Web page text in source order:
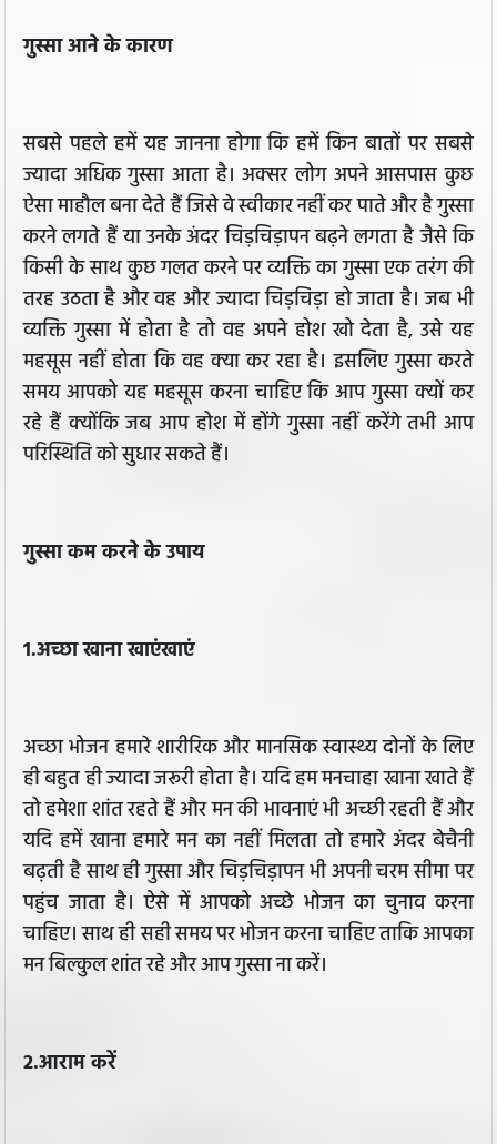
गुस्सा आने के कारण
सबसे पहले हमें यह जानना होगा कि हमें किन बातों पर सबसे
ज्यादा अधिक गुस्सा आता है। अक्सर लोग अपने आसपास कुछ
ऐसा माहौल बना देते हैं जिसे वे स्वीकार नहीं कर पाते और है गुस्सा
करने लगते हैं या उनके अंदर चिड़चिड़ापन बढ़ने लगता है जैसे कि
किसी के साथ कुछ गलत करने पर व्यक्ति का गुस्सा एक तरंग की
तरह उठता है और वह और ज्यादा चिड़चिड़ा हो जाता है। जब भी
व्यक्ति गुस्सा में होता है तो वह अपने होश खो देता है, उसे यह
महसूस नहीं होता कि वह क्या कर रहा है। इसलिए गुस्सा करते
समय आपको यह महसूस करना चाहिए कि आप गुस्सा क्यों कर
रहे हैं क्योंकि जब आप होश में होंगे गुस्सा नहीं करेंगे तभी आप
परिस्थिति को सुधार सकते हैं।
गुस्सा कम करने के उपाय
1.अच्छा खाना खाएंखाएं
अच्छा भोजन हमारे शारीरिक और मानसिक स्वास्थ्य दोनों के लिए
ही बहुत ही ज्यादा जरूरी होता है। यदि हम मनचाहा खाना खाते हैं
तो हमेशा शांत रहते हैं और मन की भावनाएं भी अच्छी रहती हैं और
यदि हमें खाना हमारे मन का नहीं मिलता तो हमारे अंदर बेचैनी
बढ़ती है साथ ही गुस्सा और चिड़चिड़ापन भी अपनी चरम सीमा पर
पहुंच जाता है। ऐसे में आपको अच्छे भोजन का चुनाव करना
चाहिए। साथ ही सही समय पर भोजन करना चाहिए ताकि आपका
मन बिल्कुल शांत रहे और आप गुस्सा ना करें।
2.आराम करें